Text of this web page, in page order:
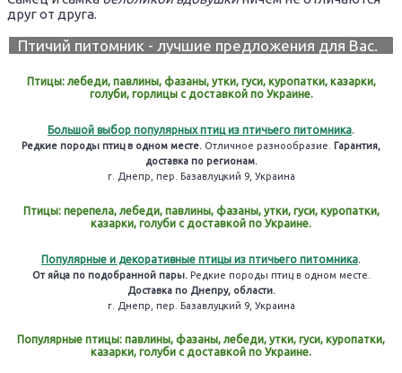
друг от друга.
Птичий питомник - лучшие предложения для Вас.
Птицы: лебеди, павлины, фазаны, утки, гуси, куропатки, казарки,
голуби, горлицы с доставкой по Украине.
Большой выбор популярных птиц из птичьего питомника.
Редкие породы птиц в одном месте. Отличное разнообразие. Гарантия,
доставка по регионам.
г. Днепр, пер. Базавлуцкий 9, Украина
Птицы: перепела, лебеди, павлины, фазаны, утки, гуси, куропатки,
казарки, голуби с доставкой по Украине.
Популярные и декоративные птицы из птичьего питомника
От яйца по подобранной пары. Редкие породы птиц в одном месте.
Доставка по Днепру, области.
г. Днепр, пер. Базавлуцкий 9, Украина
Популярные птицы: павлины, фазаны, лебеди, утки, гуси, куропатки,
казарки, голуби с доставкой по Украине.